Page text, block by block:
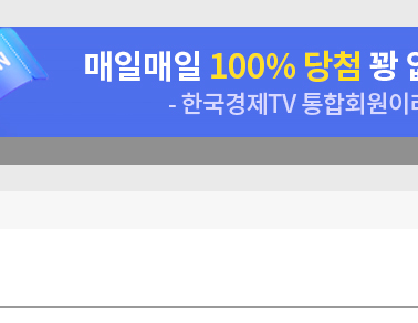
'스마트 안경 금지령'
관…中은 소극적"